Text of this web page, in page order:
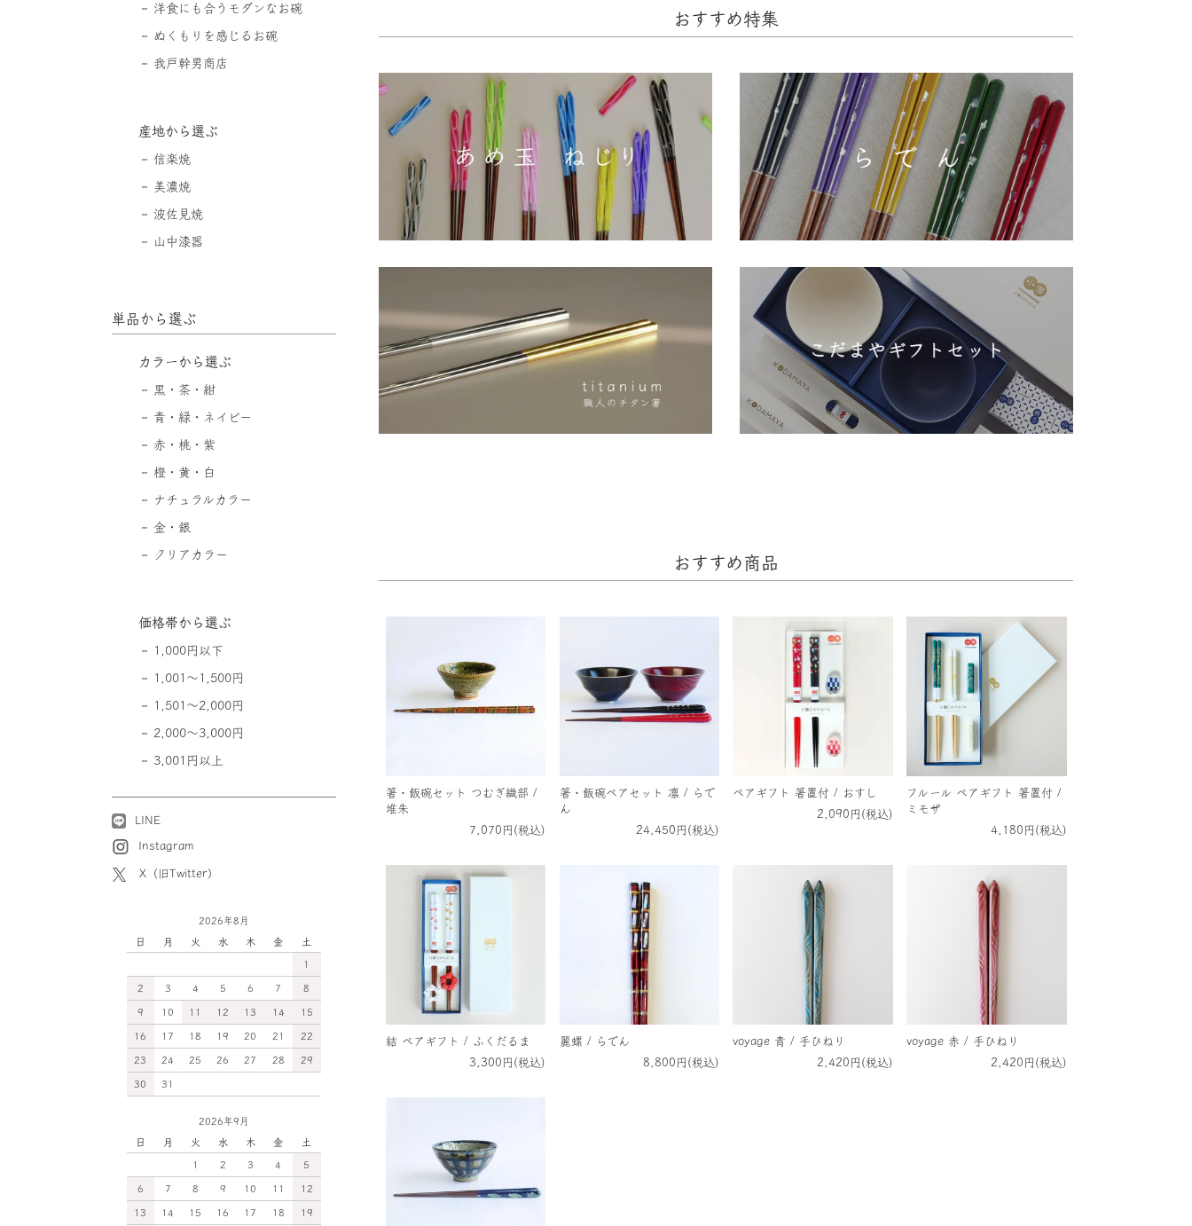
おすすめ特集
おすすめ商品
箸・飯碗セット つむぎ織部 /
堆朱
7,070円(税込)
箸・飯碗ペアセット 凛 / らで
ん
24,450円(税込)
ペアギフト 箸置付 / おすし
2,090円(税込)
フルール ペアギフト 箸置付 /
ミモザ
4,180円(税込)
結 ペアギフト / ふくだるま
3,300円(税込)
麗螺 / らでん
8,800円(税込)
voyage 青 / 手ひねり
2,420円(税込)
voyage 赤 / 手ひねり
2,420円(税込)
洋食にも合うモダンなお碗
ぬくもりを感じるお碗
我戸幹男商店
産地から選ぶ
信楽焼
美濃焼
波佐見焼
山中漆器
単品から選ぶ
カラーから選ぶ
黒・茶・紺
青・緑・ネイビー
赤・桃・紫
橙・黄・白
ナチュラルカラー
金・銀
クリアカラー
価格帯から選ぶ
1,000円以下
1,001～1,500円
1,501～2,000円
2,000～3,000円
3,001円以上
LINE
Instagram
X（旧Twitter）
2026年8月
日 月 火 水 木 金 土
1
2 3 4 5 6 7 8
9 10 11 12 13 14 15
16 17 18 19 20 21 22
23 24 25 26 27 28 29
30 31
2026年9月
日 月 火 水 木 金 土
1 2 3 4 5
6 7 8 9 10 11 12
13 14 15 16 17 18 19